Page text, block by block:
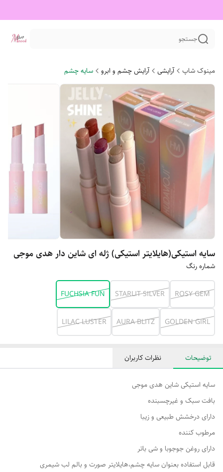
جستجو
مینوک شاپ آرایشی آرایش چشم و ابرو سایه چشم
سایه استیکی(هایلایتر استیکی) ژله ای شاین دار هدی موجی
شماره رنگ
ROSY GEM
STARLIT SILVER
FUCHSIA FUN
GOLDEN GIRL
AURA BLITZ
LILAC LUSTER
توضیحات نظرات کاربران
سایه استیکی شاین هدی موجی
بافت سبک و غیرچسبنده
دارای درخشش طبیعی و زیبا
مرطوب کننده
دارای روغن جوجوبا و شی باتر
قابل استفاده بعنوان سایه چشم،هایلایتر صورت و بالم لب شیمری